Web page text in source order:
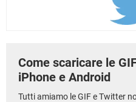
Come scaricare le
iPhone e Android
Tutti amiamo le GIF e Twitter